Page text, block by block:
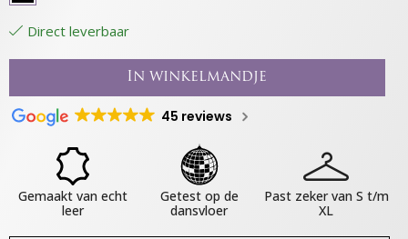
Direct leverbaar
In winkelmandje
45 reviews
Gemaakt van echt
leer
Getest op de
dansvloer
Past zeker van S t/m
XL